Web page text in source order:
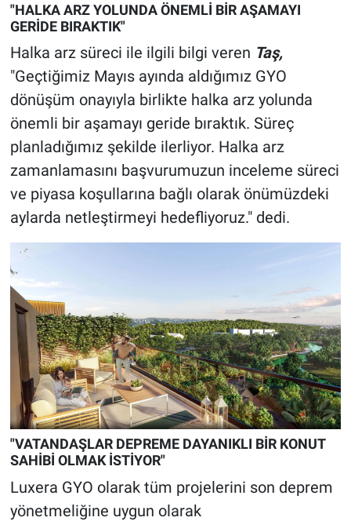
"HALKA ARZ YOLUNDA ÖNEMLİ BİR AŞAMAYI
GERİDE BIRAKTIK"
Halka arz süreci ile ilgili bilgi veren Taş,
"Geçtiğimiz Mayıs ayında aldığımız GYO
dönüşüm onayıyla birlikte halka arz yolunda
önemli bir aşamayı geride bıraktık. Süreç
planladığımız şekilde ilerliyor. Halka arz
zamanlamasını başvurumuzun inceleme süreci
ve piyasa koşullarına bağlı olarak önümüzdeki
aylarda netleştirmeyi hedefliyoruz." dedi.
"VATANDAŞLAR DEPREME DAYANIKLI BİR KONUT
SAHİBİ OLMAK İSTİYOR"
Luxera GYO olarak tüm projelerini son deprem
yönetmeliğine uygun olarak